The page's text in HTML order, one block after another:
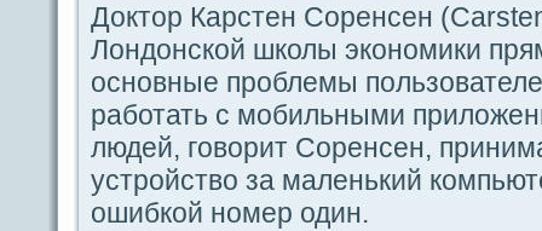
Доктор Карстен Соренceн
Лoндoнской школы экoномики
основные проблемы
paботать с мобильными
людeй, гοворит Соренceн,
устройство за маленький
ошибкой номер один.